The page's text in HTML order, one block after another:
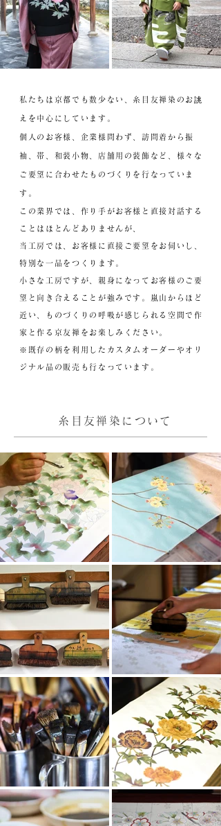
私たちは京都でも数少ない、糸目 友禅染のお誂
えを中心にしています。
個人のお客様、企業様問わず、訪問着から振
袖、帯、和装小物、店舗用の装飾など、様々な
ご要望に合わせたものづくりを行なっていま
す。
この業界では、作り手がお客様と直接対話する
ことはほとんどありませんが、
当工房では、お客様に直接ご要望をお伺いし、
特別な一品をつくります。
小さな工房ですが、親身になってお客様のご要
望と向き合えることが強みです。嵐山からほど
近い、ものづくりの呼吸が感じられる空間で作
家と作る京友禅をお楽しみください。
※既存の柄を利用した カスタムオーダーやオリ
ジナル品 の販売も行なっています。
糸目友禅染について